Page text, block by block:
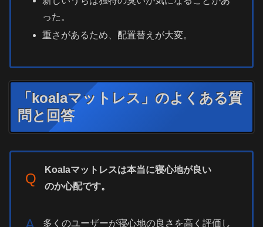
った。
重さがあるため、配置替えが大変。
「koalaマットレス」のよくある質
問と回答
Q
Koalaマットレスは本当に寝心地が良い
のか心配です。
多くのユーザーが寝心地の良さを高く評価し